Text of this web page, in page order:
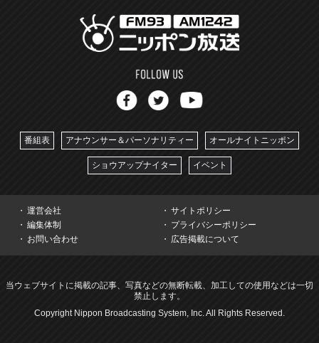
番組表 アナウンサー＆パーソナリティー オールナイトニッポン
ショウアップナイター イベント
運営会社
サイトポリシー
編集体制
プライバシーポリシー
お問い合わせ
広告掲載について
当ウェブサイトに掲載の記事、写真などの無断転載、加工しての使用などは一切
禁止します。
Copyright Nippon Broadcasting System, Inc. All Rights Reserved.